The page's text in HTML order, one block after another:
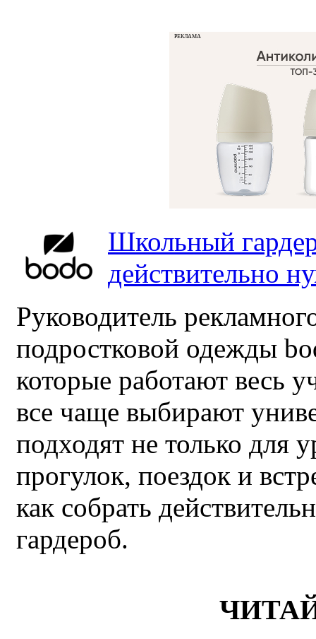
РЕКЛАМА
Школьный
действительно
Руководитель
подростковой одежды
которые работают весь
все чаще выбирают
подходят не только для
прогулок, поездок и
как собрать
гардероб.